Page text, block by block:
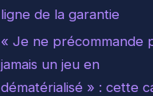
ligne de la garantie
« Je ne précommande
jamais un jeu en
dématérialisé » : cette